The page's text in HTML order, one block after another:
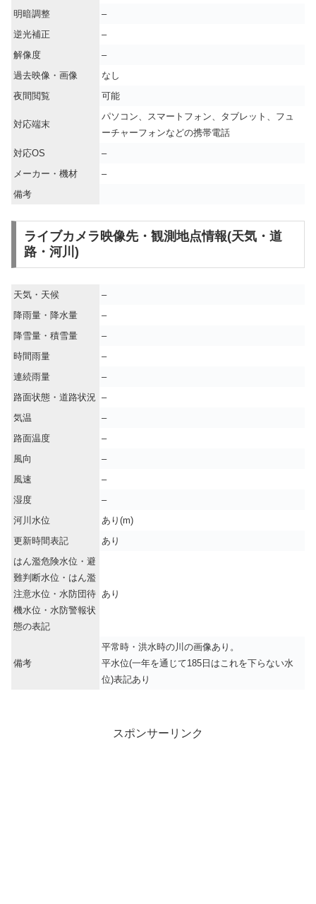
明暗調整
–
逆光補正
–
解像度
–
過去映像・画像
なし
夜間閲覧
可能
対応端末
パソコン、スマートフォン、タブレット、フュ
ーチャーフォンなどの携帯電話
対応OS
–
メーカー・機材
–
備考
ライブカメラ映像先・観測地点情報(天気・道
路・河川)
天気・天候
–
降雨量・降水量
–
降雪量・積雪量
–
時間雨量
–
連続雨量
–
路面状態・道路状況
–
気温
–
路面温度
–
風向
–
風速
–
湿度
–
河川水位
あり(m)
更新時間表記
あり
はん濫危険水位・避
難判断水位・はん濫
注意水位・水防団待
機水位・水防警報状
態の表記
あり
備考
平常時・洪水時の川の画像あり。
平水位(一年を通じて185日はこれを下らない水
位)表記あり
スポンサーリンク